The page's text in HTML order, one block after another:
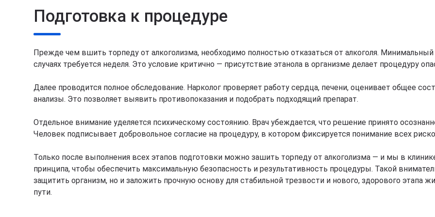
Подготовка к процедуре
Прежде чем вшить торпеду от алкоголизма, необходимо полностью отказаться от алкоголя.
случаях требуется неделя. Это условие критично — присутствие этанола в организме делает процедуру
Далее проводится полное обследование. Нарколог проверяет работу сердца, печени, оценивает общее
анализы. Это позволяет выявить противопоказания и подобрать подходящий препарат.
Отдельное внимание уделяется психическому состоянию. Врач убеждается, что решение принято
Человек подписывает добровольное согласие на процедуру, в котором фиксируется понимание всех
Только после выполнения всех этапов подготовки можно зашить торпеду от алкоголизма — и мы в
принципа, чтобы обеспечить максимальную безопасность и результативность процедуры. Такой
защитить организм, но и заложить прочную основу для стабильной трезвости и нового, здорового
пути.